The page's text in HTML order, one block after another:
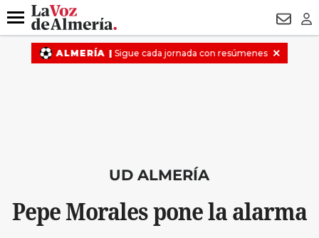
DESTACADO CONDENADOS
Menú
UD ALMERÍA
Pepe Morales pone la alarma